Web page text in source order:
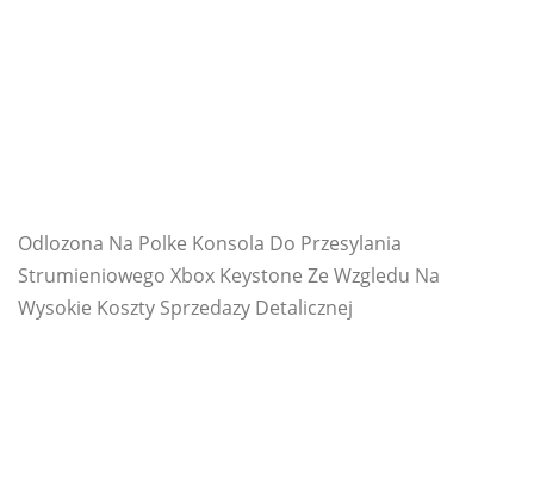
Odlozona Na Polke Konsola Do Przesylania
Strumieniowego Xbox Keystone Ze Wzgledu Na
Wysokie Koszty Sprzedazy Detalicznej